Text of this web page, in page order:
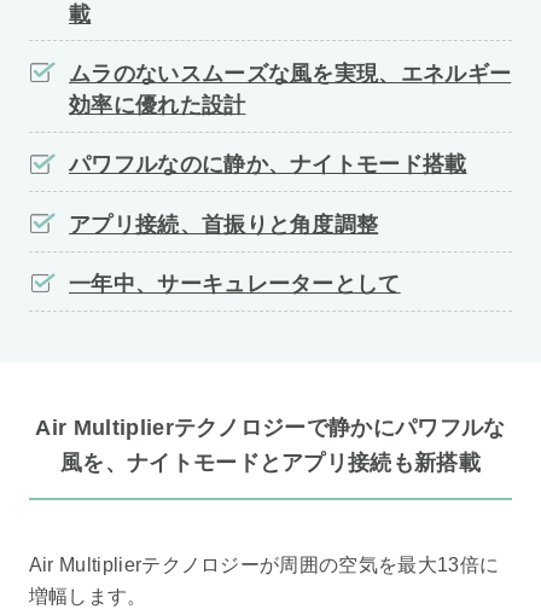
載
ムラのないスムーズな風を実現、エネルギー
効率に優れた設計
パワフルなのに静か、ナイトモード搭載
アプリ接続、首振りと角度調整
一年中、サーキュレーターとして
Air Multiplierテクノロジーで静かにパワフルな
風を、ナイトモードとアプリ接続も新搭載
Air Multiplierテクノロジーが周囲の空気を最大13倍に
増幅します。